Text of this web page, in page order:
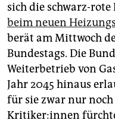
sich die schwarz-
beim neuen
berät am Mittwoch
Bundestags. Die
Weiterbetrieb von
Jahr 2045 hinaus
für sie zwar nur
Kri­ti­ke­r:in­nen